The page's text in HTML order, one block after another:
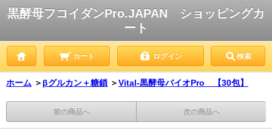
黒酵母フコイダンPro.JAPAN ショッピングカ
ート
カート ログイン 検索
ホーム ＞ βグルカン＋糖鎖 ＞Vital-黒酵母バイオPro 【30包】
前の商品へ 次の商品へ